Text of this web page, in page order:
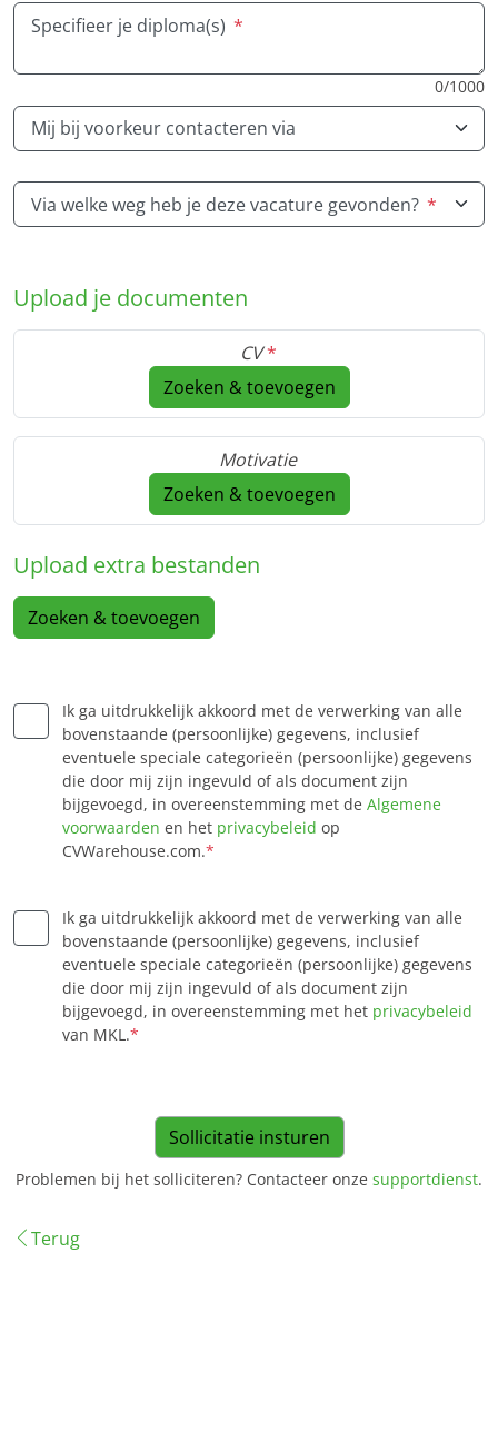
0/1000
Specifieer je diploma(s) *
Mij bij voorkeur contacteren via
Via welke weg heb je deze vacature gevonden? *
Upload je documenten
CV *
Zoeken & toevoegen
Motivatie
Zoeken & toevoegen
Upload extra bestanden
Zoeken & toevoegen
Ik ga uitdrukkelijk akkoord met de verwerking van alle
bovenstaande (persoonlijke) gegevens, inclusief
eventuele speciale categorieën (persoonlijke) gegevens
die door mij zijn ingevuld of als document zijn
bijgevoegd, in overeenstemming met de Algemene
voorwaarden en het privacybeleid op
CVWarehouse.com.*
Ik ga uitdrukkelijk akkoord met de verwerking van alle
bovenstaande (persoonlijke) gegevens, inclusief
eventuele speciale categorieën (persoonlijke) gegevens
die door mij zijn ingevuld of als document zijn
bijgevoegd, in overeenstemming met het privacybeleid
van MKL.*
Problemen bij het solliciteren? Contacteer onze supportdienst.
Terug